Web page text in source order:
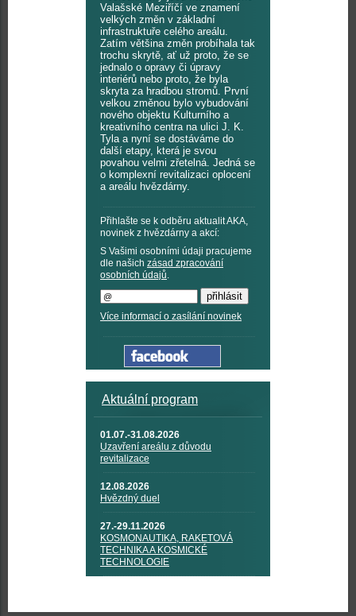
Valašské Meziříčí ve znamení
velkých změn v základní
infrastruktuře celého areálu.
Zatím většina změn probíhala tak
trochu skrytě, ať už proto, že se
jednalo o opravy či úpravy
interiérů nebo proto, že byla
skryta za hradbou stromů. První
velkou změnou bylo vybudování
nového objektu Kulturního a
kreativního centra na ulici J. K.
Tyla a nyní se dostáváme do
další etapy, která je svou
povahou velmi zřetelná. Jedná se
o komplexní revitalizaci oplocení
a areálu hvězdárny.
Přihlašte se k odběru aktualit AKA,
novinek z hvězdárny a akcí:
S Vašimi osobními údaji pracujeme
dle našich zásad zpracování
osobních údajů.
Více informací o zasílání novinek
Aktuální program
01.07.-31.08.2026
Uzavření areálu z důvodu
revitalizace
12.08.2026
Hvězdný duel
27.-29.11.2026
KOSMONAUTIKA, RAKETOVÁ
TECHNIKA A KOSMICKÉ
TECHNOLOGIE